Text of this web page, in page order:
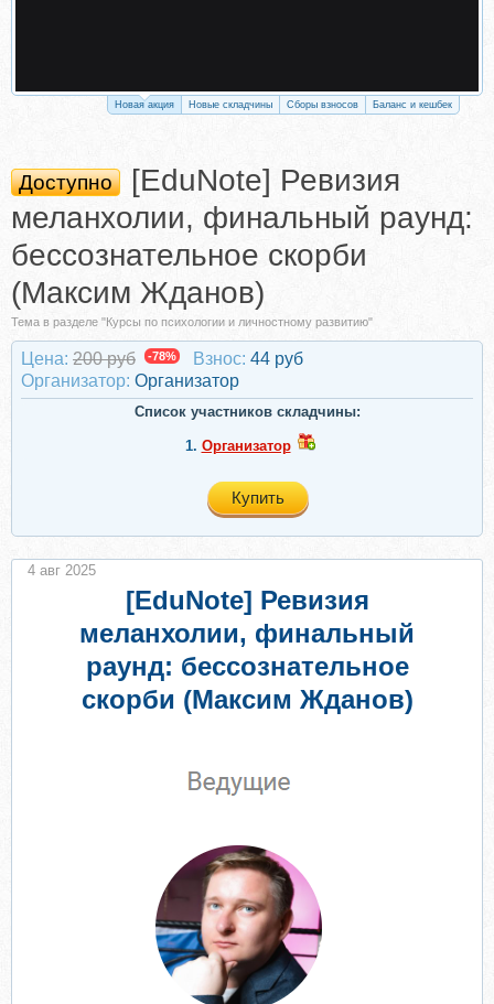
Новая акция Новые складчины Сборы взносов Баланс и кешбек
Доступно
[EduNote] Ревизия
меланхолии, финальный раунд:
бессознательное скорби
(Максим Жданов)
Тема в разделе "Курсы по психологии и личностному развитию"
Цена: 200 руб -78% Взнос: 44 руб
Организатор: Организатор
Список участников складчины:
1. Организатор
Купить
[EduNote] Ревизия
меланхолии, финальный
раунд: бессознательное
скорби (Максим Жданов)
4 авг 2025